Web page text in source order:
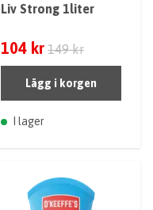
Liv Strong 1liter
104 kr 149 kr
Lägg i korgen
I lager